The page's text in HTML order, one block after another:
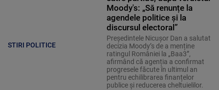
STIRI POLITICE
Moody's: „Să renunțe la
agendele politice şi la
discursul electoral”
Președintele Nicușor Dan a salutat
decizia Moody’s de a menține
ratingul României la „Baa3”,
afirmând că agenția a confirmat
progresele făcute în ultimul an
pentru echilibrarea finanțelor
publice și reducerea cheltuielilor.